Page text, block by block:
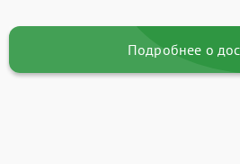
Подробнее о